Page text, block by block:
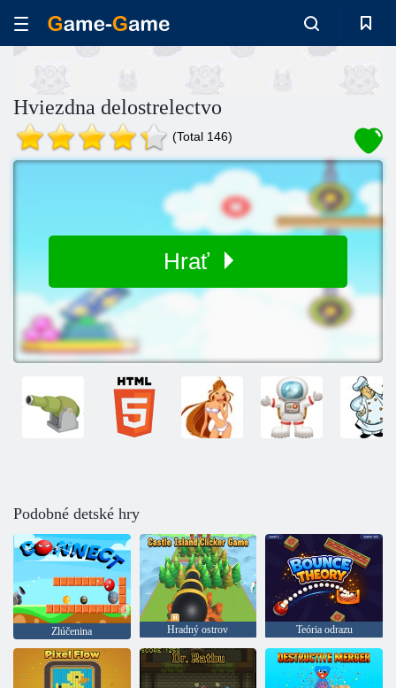
Hviezdna delostrelectvo
(Total 146)
Hrať
Podobné detské hry
Zlúčenina Hradný ostrov Teória odrazu